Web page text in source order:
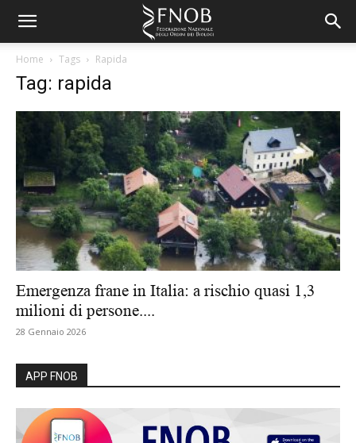
Home Tags Rapida
Tag: rapida
Emergenza frane in Italia: a rischio quasi 1,3
milioni di persone....
28 Gennaio 2026
APP FNOB